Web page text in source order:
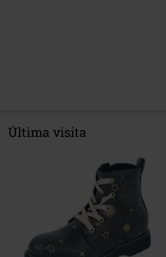
Última visita